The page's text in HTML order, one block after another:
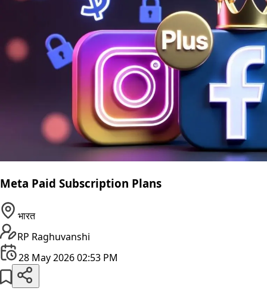
Meta Paid Subscription Plans
भारत
RP Raghuvanshi
28 May 2026 02:53 PM